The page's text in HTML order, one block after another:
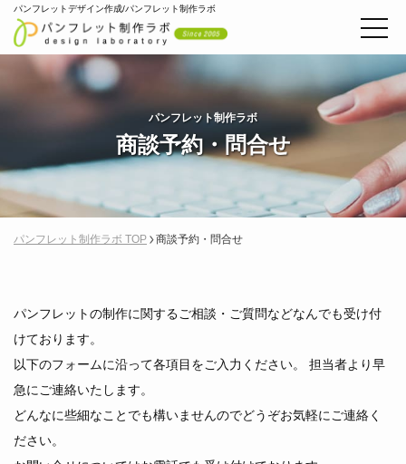
パンフレットデザイン作成/パンフレット制作ラボ
パンフレット制作ラボ
商談予約・問合せ
パンフレット制作ラボ TOP 商談予約・問合せ
パンフレットの制作に関するご相談・ご質問などなんでも受け付
けております。
以下のフォームに沿って各項目をご入力ください。 担当者より早
急にご連絡いたします。
どんなに些細なことでも構いませんのでどうぞお気軽にご連絡く
ださい。